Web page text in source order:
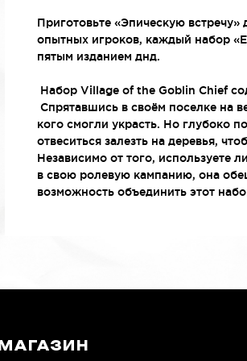
Приготовьте «Эпическую
опытных игроков, каждый набор
пятым изданием днд.
Набор Village of the Goblin Chief
Спрятавшись в своём поселке на
кого смогли украсть. Но глубоко
отвеситься залезть на деревья,
Независимо от того, используете
в свою ролевую кампанию, она
возможность объединить этот
МАГАЗИН